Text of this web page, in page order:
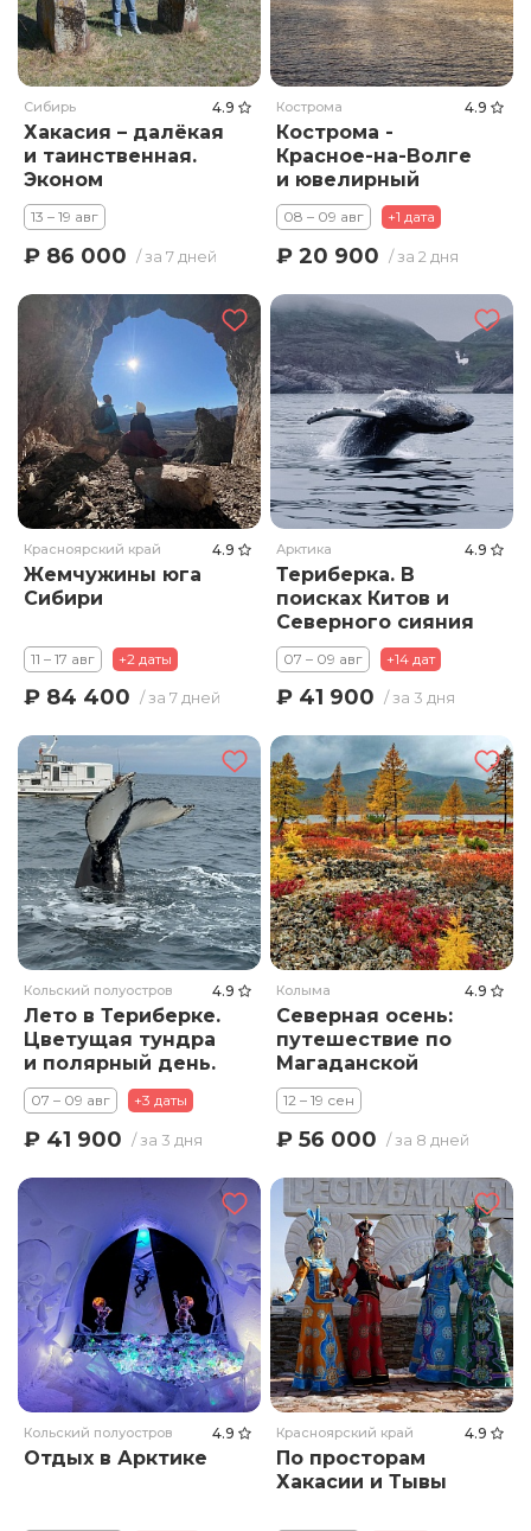
Сибирь 4.9
Хакасия – далёкая
и таинственная.
Эконом
13 – 19 авг
₽ 86 000 / за 7 дней
Кострома 4.9
Кострома -
Красное-на-Волге
и ювелирный
мастер-класс
08 – 09 авг +1 дата
₽ 20 900 / за 2 дня
Красноярский край 4.9
Жемчужины юга
Сибири
11 – 17 авг +2 даты
₽ 84 400 / за 7 дней
Арктика 4.9
Териберка. В
поисках Китов и
Северного сияния
07 – 09 авг +14 дат
₽ 41 900 / за 3 дня
Кольский полуостров 4.9
Лето в Териберке.
Цветущая тундра
и полярный день.
07 – 09 авг +3 даты
₽ 41 900 / за 3 дня
Колыма 4.9
Северная осень:
путешествие по
Магаданской
области
12 – 19 сен
₽ 56 000 / за 8 дней
Кольский полуостров 4.9
Отдых в Арктике
Красноярский край 4.9
По просторам
Хакасии и Тывы